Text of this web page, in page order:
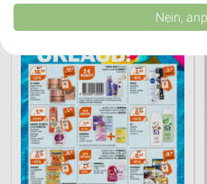
Daten können außerhalb der
Website/App.
Partnerliste anzeigen (1 IAB-
Wir nutzen Ihre Daten für folgende
IAB-Verarbeitungszwecke:
Speichern von oder Zugriff
auf einem Endgerät
Nein,